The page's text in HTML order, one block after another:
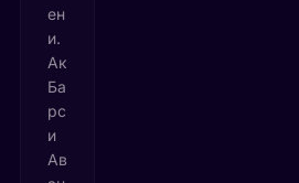
ен
и.
Ак
Ба
рс
и
Ав